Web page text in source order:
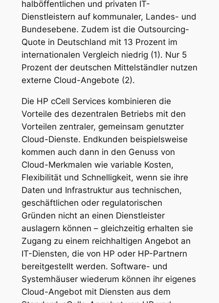
halböffentlichen und privaten IT-
Dienstleistern auf kommunaler, Landes- und
Bundesebene. Zudem ist die Outsourcing-
Quote in Deutschland mit 13 Prozent im
internationalen Vergleich niedrig (1). Nur 5
Prozent der deutschen Mittelständler nutzen
externe Cloud-Angebote (2).
Die HP cCell Services kombinieren die
Vorteile des dezentralen Betriebs mit den
Vorteilen zentraler, gemeinsam genutzter
Cloud-Dienste. Endkunden beispielsweise
kommen auch dann in den Genuss von
Cloud-Merkmalen wie variable Kosten,
Flexibilität und Schnelligkeit, wenn sie ihre
Daten und Infrastruktur aus technischen,
geschäftlichen oder regulatorischen
Gründen nicht an einen Dienstleister
auslagern können – gleichzeitig erhalten sie
Zugang zu einem reichhaltigen Angebot an
IT-Diensten, die von HP oder HP-Partnern
bereitgestellt werden. Software- und
Systemhäuser wiederum können ihr eigenes
Cloud-Angebot mit Diensten aus dem